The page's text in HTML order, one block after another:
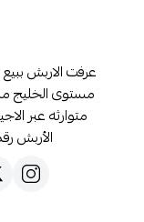
عرفت الاربش
متوارثه عبر
الأربش رقم